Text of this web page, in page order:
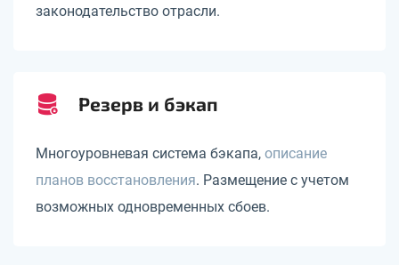
законодательство отрасли.
Резерв и бэкап
Многоуровневая система бэкапа, описание
планов восстановления. Размещение с учетом
возможных одновременных сбоев.